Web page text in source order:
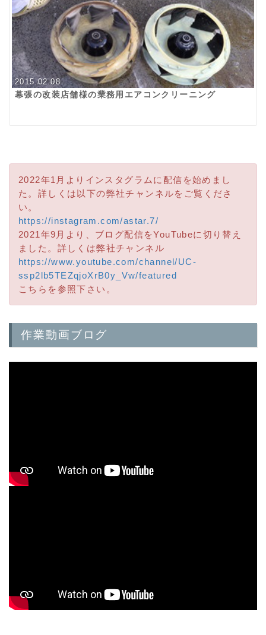
2015.02.08
幕張の改装店舗様の業務用エアコンクリーニング
2022年1月よりインスタグラムに配信を始めまし
た。詳しくは以下の弊社チャンネルをご覧くださ
い。
https://instagram.com/astar.7/
2021年9月より、ブログ配信をYouTubeに切り替え
ました。詳しくは弊社チャンネル
https://www.youtube.com/channel/UC-
ssp2lb5TEZqjoXrB0y_Vw/featured
こちらを参照下さい。
作業動画ブログ